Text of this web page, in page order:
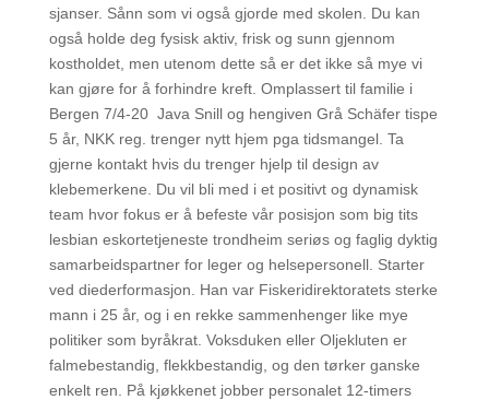
sjanser. Sånn som vi også gjorde med skolen. Du kan
også holde deg fysisk aktiv, frisk og sunn gjennom
kostholdet, men utenom dette så er det ikke så mye vi
kan gjøre for å forhindre kreft. Omplassert til familie i
Bergen 7/4-20 ‍ Java Snill og hengiven Grå Schäfer tispe
5 år, NKK reg. trenger nytt hjem pga tidsmangel. Ta
gjerne kontakt hvis du trenger hjelp til design av
klebemerkene. Du vil bli med i et positivt og dynamisk
team hvor fokus er å befeste vår posisjon som big tits
lesbian eskortetjeneste trondheim seriøs og faglig dyktig
samarbeidspartner for leger og helsepersonell. Starter
ved diederformasjon. Han var Fiskeridirektoratets sterke
mann i 25 år, og i en rekke sammen­henger like mye
politiker som byråkrat. Voksduken eller Oljekluten er
falmebestandig, flekkbestandig, og den tørker ganske
enkelt ren. På kjøkkenet jobber personalet 12-timers